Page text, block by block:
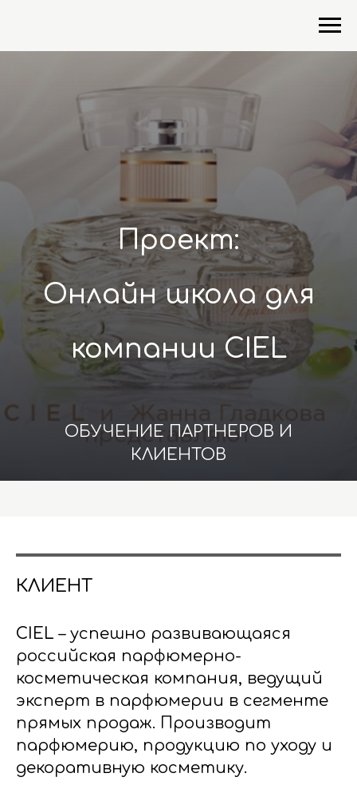
Проект:
Онлайн школа для
компании CIEL
ОБУЧЕНИЕ ПАРТНЕРОВ И
КЛИЕНТОВ
КЛИЕНТ
CIEL – успешно развивающаяся
российская парфюмерно-
косметическая компания, ведущий
эксперт в парфюмерии в сегменте
прямых продаж. Производит
парфюмерию, продукцию по уходу и
декоративную косметику.